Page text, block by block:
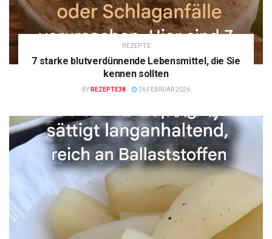
REZEPTE
7 starke blutverdünnende Lebensmittel, die Sie
kennen sollten
BY REZEPTE38 26 FEBRUAR 2026